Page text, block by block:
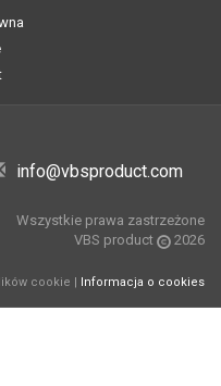
info@vbsproduct.com
Wszystkie prawa zastrzeżone
VBS product
2026
cookie | Informacja o cookies